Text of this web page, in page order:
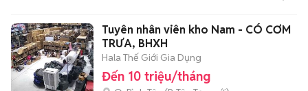
Tuyên nhân viên kho Nam - CÓ CƠM
TRƯA, BHXH
Hala Thế Giới Gia Dụng
Đến 10 triệu/tháng